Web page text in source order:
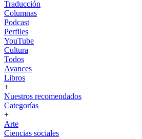
Traducción
Columnas
Podcast
Perfiles
YouTube
Cultura
Todos
Avances
Libros
+
Nuestros recomendados
Categorías
+
Arte
Ciencias sociales